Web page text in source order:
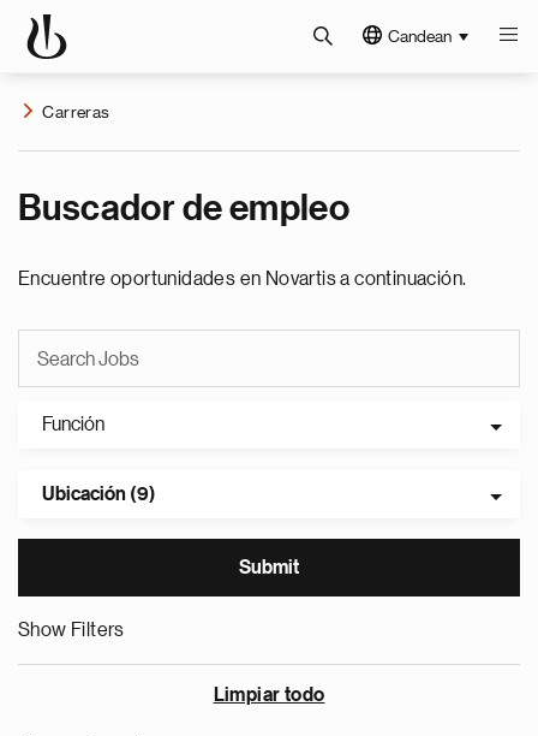
Candean
Carreras
Buscador de empleo
Encuentre oportunidades en Novartis a continuación.
Función
Ubicación (9)
Show Filters
Limpiar todo